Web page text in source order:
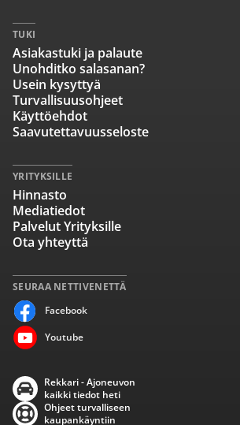
SEURAA NETTIVENETTÄ
Facebook
Youtube
TUKI
Asiakastuki ja palaute
Unohditko salasanan?
Usein kysyttyä
Turvallisuusohjeet
Käyttöehdot
Saavutettavuusseloste
YRITYKSILLE
Hinnasto
Mediatiedot
Palvelut Yrityksille
Ota yhteyttä
Rekkari - Ajoneuvon
kaikki tiedot heti
Ohjeet turvalliseen
kaupankäyntiin